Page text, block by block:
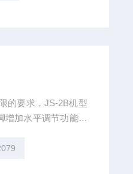
要求，JS-2B机型
增加水平调节功能，